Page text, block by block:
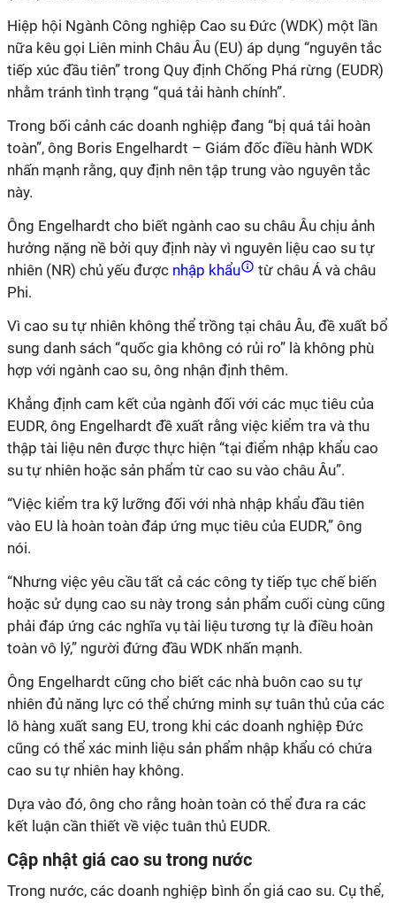
Hiệp hội Ngành Công nghiệp Cao su Đức (WDK) một lần
nữa kêu gọi Liên minh Châu Âu (EU) áp dụng “nguyên tắc
tiếp xúc đầu tiên” trong Quy định Chống Phá rừng (EUDR)
nhằm tránh tình trạng “quá tải hành chính”.
Trong bối cảnh các doanh nghiệp đang “bị quá tải hoàn
toàn”, ông Boris Engelhardt – Giám đốc điều hành WDK
nhấn mạnh rằng, quy định nên tập trung vào nguyên tắc
này.
Ông Engelhardt cho biết ngành cao su châu Âu chịu ảnh
hưởng nặng nề bởi quy định này vì nguyên liệu cao su tự
nhiên (NR) chủ yếu được nhập khẩu
từ châu Á và châu
Phi.
Vì cao su tự nhiên không thể trồng tại châu Âu, đề xuất bổ
sung danh sách “quốc gia không có rủi ro” là không phù
hợp với ngành cao su, ông nhận định thêm.
Khẳng định cam kết của ngành đối với các mục tiêu của
EUDR, ông Engelhardt đề xuất rằng việc kiểm tra và thu
thập tài liệu nên được thực hiện “tại điểm nhập khẩu cao
su tự nhiên hoặc sản phẩm từ cao su vào châu Âu”.
“Việc kiểm tra kỹ lưỡng đối với nhà nhập khẩu đầu tiên
vào EU là hoàn toàn đáp ứng mục tiêu của EUDR,” ông
nói.
“Nhưng việc yêu cầu tất cả các công ty tiếp tục chế biến
hoặc sử dụng cao su này trong sản phẩm cuối cùng cũng
phải đáp ứng các nghĩa vụ tài liệu tương tự là điều hoàn
toàn vô lý,” người đứng đầu WDK nhấn mạnh.
Ông Engelhardt cũng cho biết các nhà buôn cao su tự
nhiên đủ năng lực có thể chứng minh sự tuân thủ của các
lô hàng xuất sang EU, trong khi các doanh nghiệp Đức
cũng có thể xác minh liệu sản phẩm nhập khẩu có chứa
cao su tự nhiên hay không.
Dựa vào đó, ông cho rằng hoàn toàn có thể đưa ra các
kết luận cần thiết về việc tuân thủ EUDR.
Cập nhật giá cao su trong nước
Trong nước, các doanh nghiệp bình ổn giá cao su. Cụ thể,